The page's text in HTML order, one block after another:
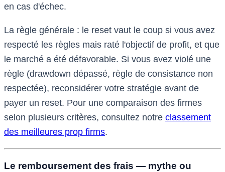
en cas d'échec.
La règle générale : le reset vaut le coup si vous avez
respecté les règles mais raté l'objectif de profit, et que
le marché a été défavorable. Si vous avez violé une
règle (drawdown dépassé, règle de consistance non
respectée), reconsidérer votre stratégie avant de
payer un reset. Pour une comparaison des firmes
selon plusieurs critères, consultez notre classement
des meilleures prop firms.
Le remboursement des frais — mythe ou